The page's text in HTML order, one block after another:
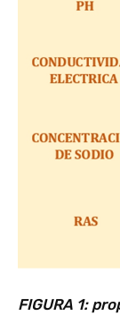
FIGURA 1: